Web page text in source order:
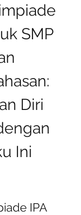
SMP
Diri
Ini
IPA